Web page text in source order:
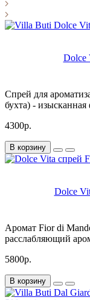
Dolce
Спрей для
бухта) - изысканная
4300р.
В корзину
Dolce
Аромат Fior di
расслабляющий
5800р.
В корзину